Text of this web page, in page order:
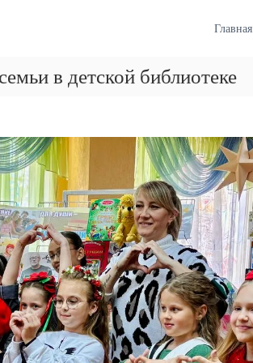
Главная
в детской библиотеке